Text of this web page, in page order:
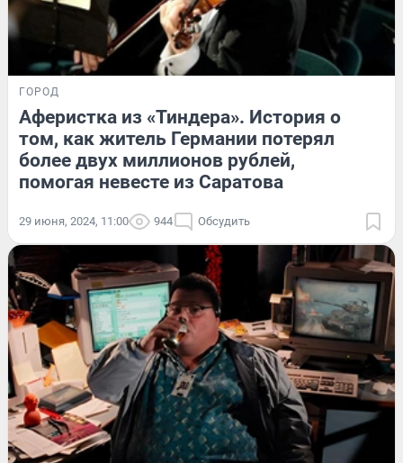
ГОРОД
Аферистка из «Тиндера». История о
том, как житель Германии потерял
более двух миллионов рублей,
помогая невесте из Саратова
29 июня, 2024, 11:00 944 Обсудить